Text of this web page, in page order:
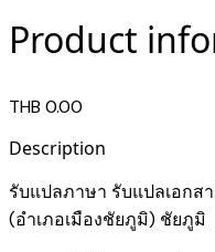
Product
THB 0.00
Description
รับแปลภาษา รับแปลเอกส
(อำเภอเมืองชัยภูมิ) ชัยภูมิ